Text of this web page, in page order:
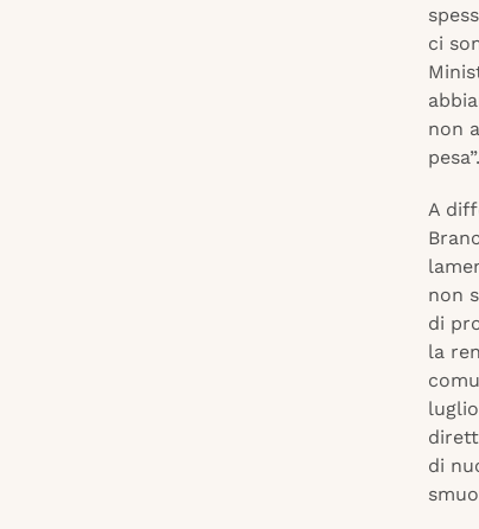
ci
non
pesa”.
A
non
di
la
di